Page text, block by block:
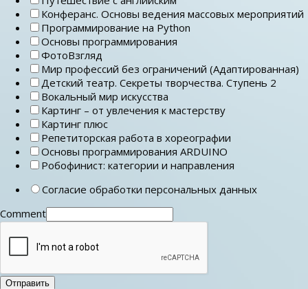
Конферанс. Основы ведения массовых мероприятий
Программирование на Python
Основы программирования
ФотоВзгляд
Мир профессий без ограничений (Адаптированная)
Детский театр. Секреты творчества. Ступень 2
Вокальный мир искусства
Картинг – от увлечения к мастерству
Картинг плюс
Репетиторская работа в хореографии
Основы программирования ARDUINO
Робофинист: категории и направления
Согласие обработки персональных данных
Comment
Отправить